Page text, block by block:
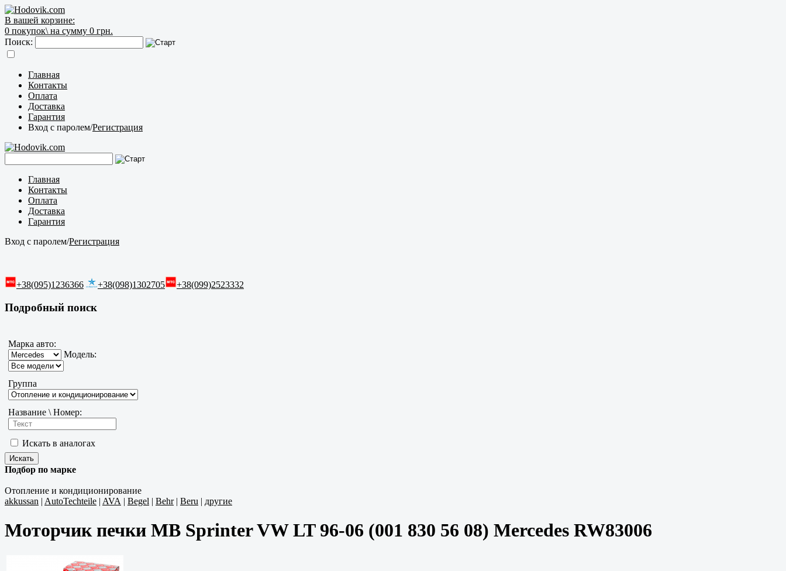
В вашей корзине:
0 покупок\ на сумму 0 грн.
Поиск:
Главная
Контакты
Оплата
Доставка
Гарантия
Вход с паролем/Регистрация
Главная
Контакты
Оплата
Доставка
Гарантия
Вход с паролем/Регистрация
+38(095)1236366 +38(098)1302705 +38(099)2523332
Подробный поиск
Марка авто:
Модель:
Группа
Название \ Номер:
Искать в аналогах
Подбор по марке
Отопление и кондиционирование
akkussan | AutoTechteile | AVA | Begel | Behr| Beru | другие
Моторчик печки MB Sprinter VW LT 96-06 (001 830 56 08) Mercedes RW83006